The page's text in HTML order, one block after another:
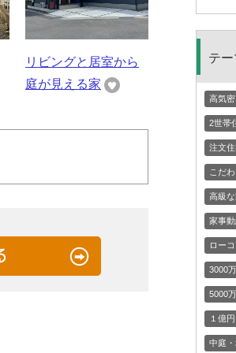
リビングと居室から
庭が見える家
テ
高気
2世帯
注文
こだ
高級
家事
ロー
3000
5000
１億
中庭